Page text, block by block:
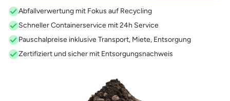
Abfallverwertung mit Fokus auf Recycling
Schneller Containerservice mit 24h Service
Pauschalpreise inklusive Transport, Miete, Entsorgung
Zertifiziert und sicher mit Entsorgungsnachweis